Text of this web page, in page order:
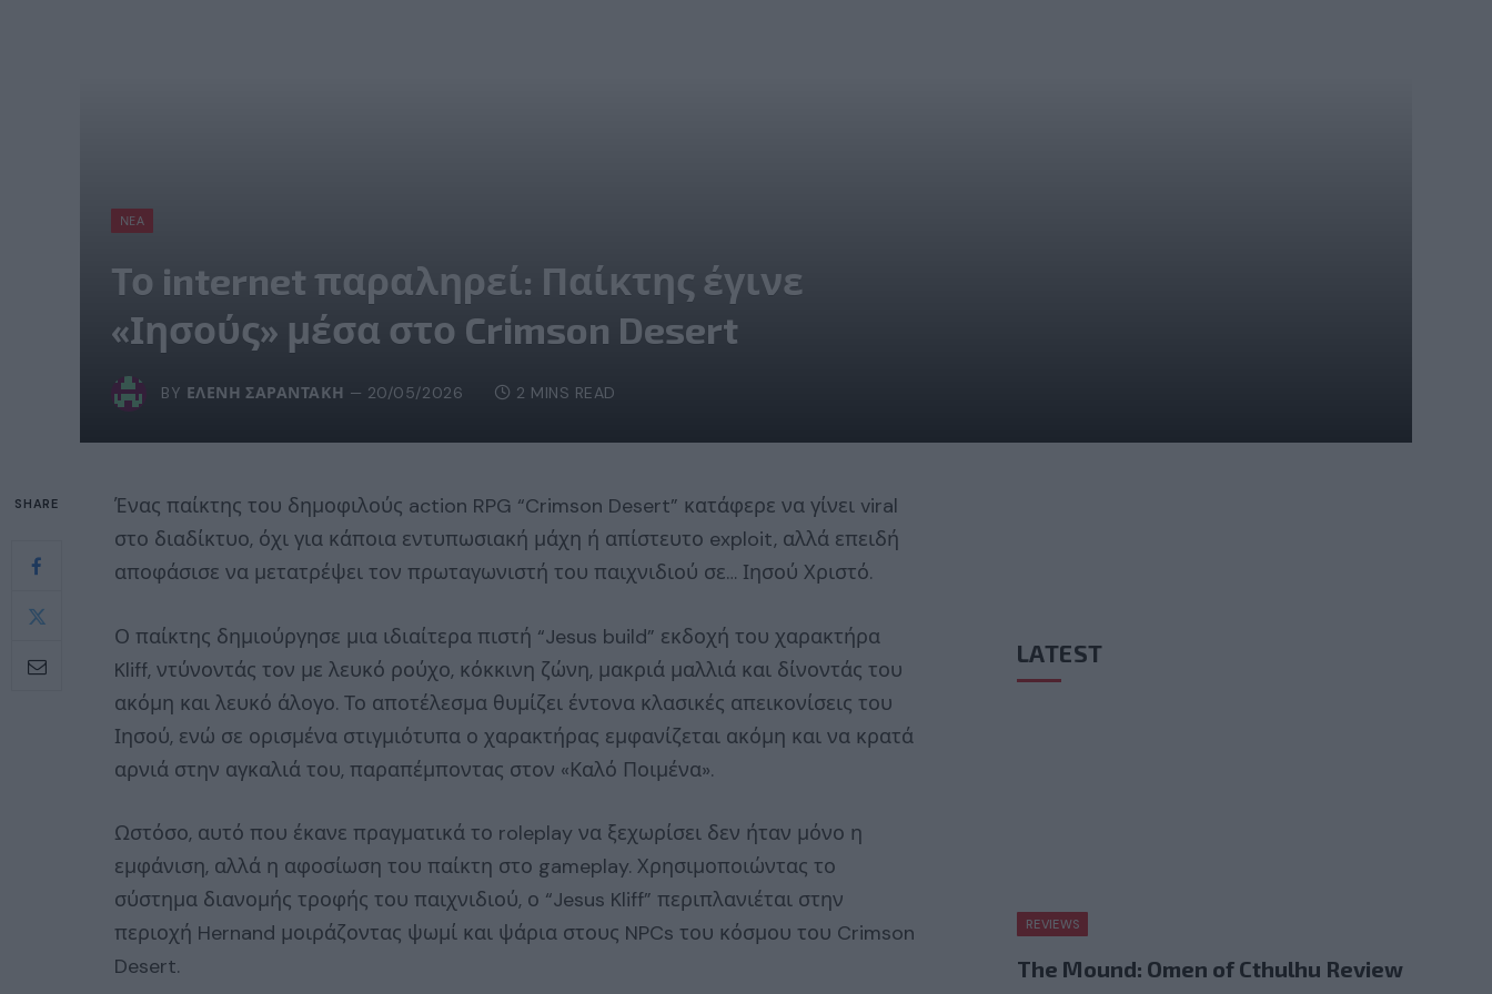
ΝΈΑ
Το internet παραληρεί: Παίκτης έγινε
«Ιησούς» μέσα στο Crimson Desert
BY ΕΛΈΝΗ ΣΑΡΑΝΤΆΚΗ 20/05/2026 2 MINS READ
SHARE
Ένας παίκτης του δημοφιλούς action RPG “Crimson Desert” κατάφερε να γίνει viral
στο διαδίκτυο, όχι για κάποια εντυπωσιακή μάχη ή απίστευτο exploit, αλλά επειδή
αποφάσισε να μετατρέψει τον πρωταγωνιστή του παιχνιδιού σε… Ιησού Χριστό.
Ο παίκτης δημιούργησε μια ιδιαίτερα πιστή “Jesus build” εκδοχή του χαρακτήρα
Kliff, ντύνοντάς τον με λευκό ρούχο, κόκκινη ζώνη, μακριά μαλλιά και δίνοντάς του
ακόμη και λευκό άλογο. Το αποτέλεσμα θυμίζει έντονα κλασικές απεικονίσεις του
Ιησού, ενώ σε ορισμένα στιγμιότυπα ο χαρακτήρας εμφανίζεται ακόμη και να κρατά
αρνιά στην αγκαλιά του, παραπέμποντας στον «Καλό Ποιμένα».
Ωστόσο, αυτό που έκανε πραγματικά το roleplay να ξεχωρίσει δεν ήταν μόνο η
εμφάνιση, αλλά η αφοσίωση του παίκτη στο gameplay. Χρησιμοποιώντας το
σύστημα διανομής τροφής του παιχνιδιού, ο “Jesus Kliff” περιπλανιέται στην
περιοχή Hernand μοιράζοντας ψωμί και ψάρια στους NPCs του κόσμου του Crimson
Desert.
LATEST
REVIEWS
The Mound: Omen of Cthulhu Review